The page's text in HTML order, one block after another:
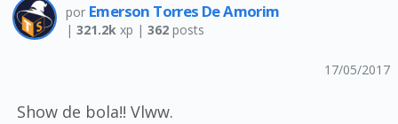
por Emerson Torres De Amorim
| 321.2kxp | 362posts
17/05/2017
Show de bola!! Vlww.